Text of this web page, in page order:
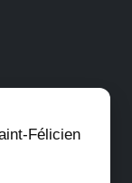
Félicien